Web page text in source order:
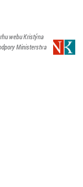
webu Kristýna
Ministerstva